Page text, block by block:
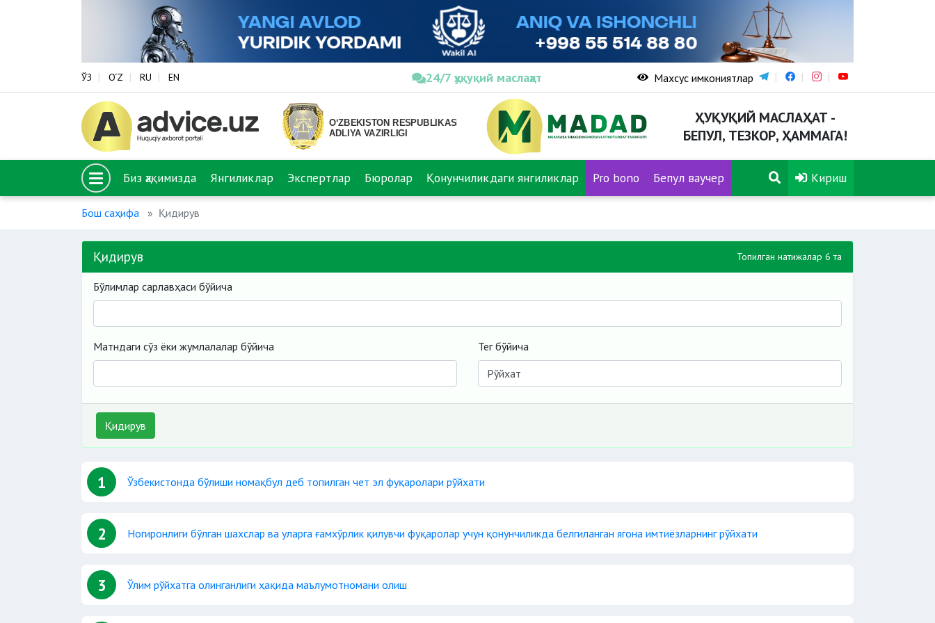
ЎЗ O‘Z RU EN 24/7 ҳуқуқий маслаҳат Махсус имкониятлар
ҲУҚУҚИЙ МАСЛАҲАТ -
БЕПУЛ, ТЕЗКОР, ҲАММАГА!
Биз ҳақимизда Янгиликлар Экспертлар Бюролар Қонунчиликдаги янгиликлар Pro bono Бепул ваучер Кириш
Бош саҳифа Қидирув
Қидирув Топилган натижалар 6 та
Бўлимлар сарлавҳаси бўйича
Матндаги сўз ёки жумлалалар бўйича Тег бўйича
Қидирув
1 Ўзбекистонда бўлиши номақбул деб топилган чет эл фуқаролари рўйхати
2 Ногиронлиги бўлган шахслар ва уларга ғамхўрлик қилувчи фуқаролар учун қонунчиликда белгиланган ягона имтиёзларнинг рўйхати
3 Ўлим рўйхатга олинганлиги ҳақида маълумотномани олиш